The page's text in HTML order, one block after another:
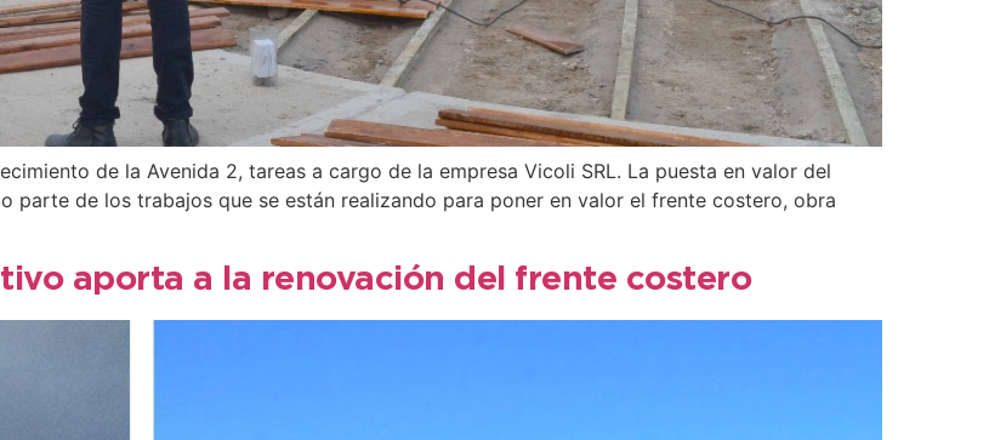
de la Avenida 2, tareas a cargo de la empresa Vicoli SRL. La puesta en valor del
parte de los trabajos que se están realizando para poner en valor el frente costero, obra
aporta a la renovación del frente costero